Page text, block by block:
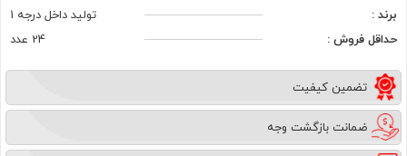
برند :
تولید داخل درجه 1
حداقل فروش :
24 عدد
تضمین کیفیت
ضمانت بازگشت وجه